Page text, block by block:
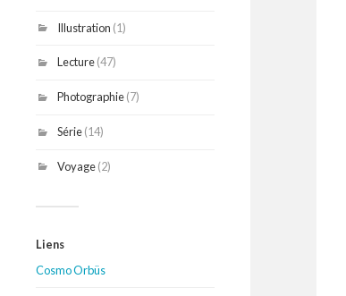
Illustration (1)
Lecture(47)
Photographie(7)
Série(14)
Voyage(2)
Liens
Cosmo Orbüs